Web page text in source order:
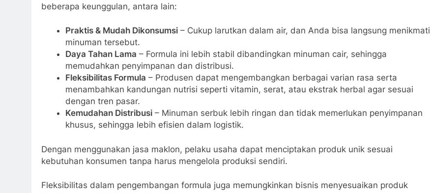
beberapa keunggulan, antara lain:
Praktis & Mudah Dikonsumsi– Cukup larutkan dalam air, dan Anda bisa langsung menikmati
minuman tersebut.
Daya Tahan Lama – Formula ini lebih stabil dibandingkan minuman cair, sehingga
memudahkan penyimpanan dan distribusi.
Fleksibilitas Formula – Produsen dapat mengembangkan berbagai varian rasa serta
menambahkan kandungan nutrisi seperti vitamin, serat, atau ekstrak herbal agar sesuai
dengan tren pasar.
Kemudahan Distribusi– Minuman serbuk lebih ringan dan tidak memerlukan penyimpanan
khusus, sehingga lebih efisien dalam logistik.
Dengan menggunakan jasa maklon, pelaku usaha dapat menciptakan produk unik sesuai
kebutuhan konsumen tanpa harus mengelola produksi sendiri.
Fleksibilitas dalam pengembangan formula juga memungkinkan bisnis menyesuaikan produk